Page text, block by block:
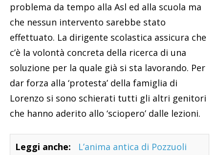
problema da tempo alla Asl ed alla scuola ma
che nessun intervento sarebbe stato
effettuato. La dirigente scolastica assicura che
c’è la volontà concreta della ricerca di una
soluzione per la quale già si sta lavorando. Per
dar forza alla ‘protesta’ della famiglia di
Lorenzo si sono schierati tutti gli altri genitori
che hanno aderito allo ‘sciopero’ dalle lezioni.
Leggi anche:
L’anima antica di Pozzuoli